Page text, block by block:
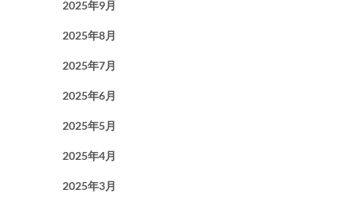
2025年9月
2025年8月
2025年7月
2025年6月
2025年5月
2025年4月
2025年3月